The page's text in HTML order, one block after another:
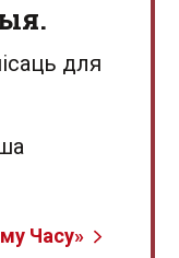
для
Часу»